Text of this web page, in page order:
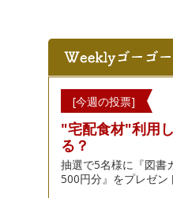
[今週の投票]
"宅配食材"利用
る？
抽選で5名様に『図書
500円分』をプレゼン